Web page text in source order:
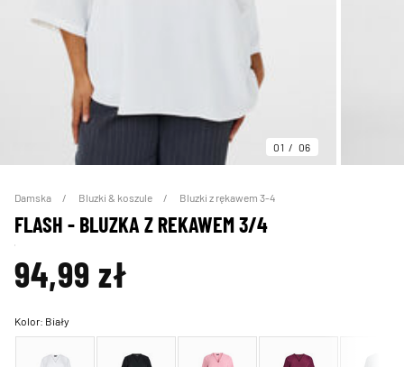
01 06
Damska Bluzki & koszule Bluzki z rękawem 3-4
FLASH - BLUZKA Z REKAWEM 3/4
94,99 zł
Kolor: Biały